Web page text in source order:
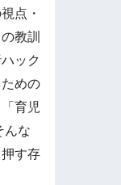
点 ​・
教訓
ック
めの
育児
んな
す存